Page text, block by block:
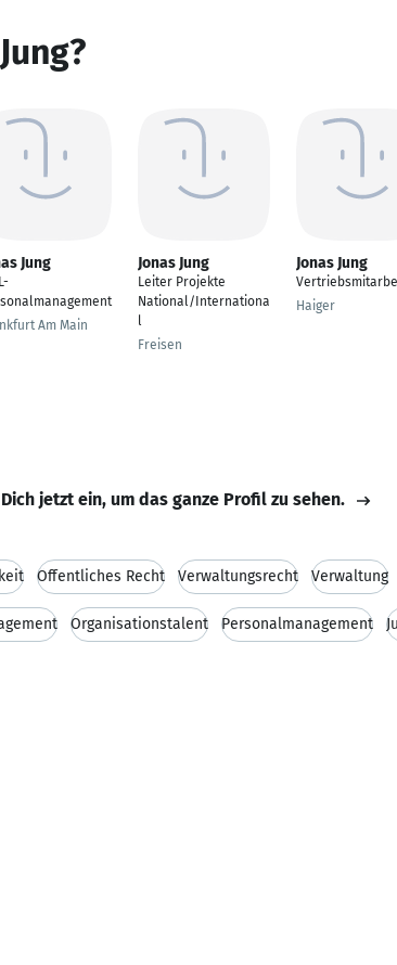
Jung
Am Main
Jonas Jung
Leiter Projekte
National/Internationa
l
Freisen
Jonas Jung
Haiger
jetzt ein, um das ganze Profil zu sehen.
Öffentliches Recht Verwaltungsrecht Verwaltung
Organisationstalent Personalmanagement